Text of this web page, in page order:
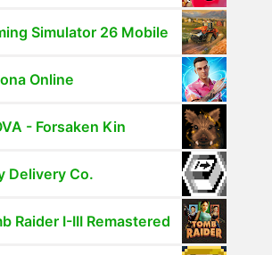
Simulator 26 Mobile
Online
- Forsaken Kin
Delivery Co.
Raider I-III Remastered